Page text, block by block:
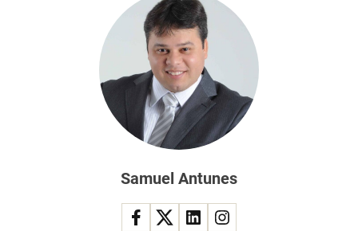
Samuel Antunes